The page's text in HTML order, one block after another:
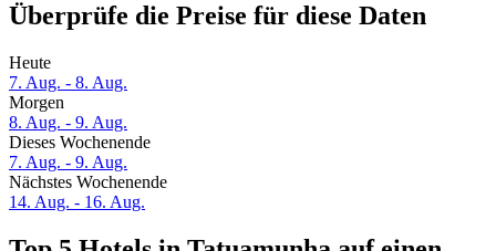
Überprüfe die Preise für diese Daten
Heute
7. Aug. - 8. Aug.
Morgen
8. Aug. - 9. Aug.
Dieses Wochenende
7. Aug. - 9. Aug.
Nächstes Wochenende
14. Aug. - 16. Aug.